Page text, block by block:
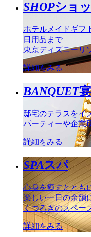
SHOPショ
ホテルメイドギフ
日用品まで
東京ディズニーリ
詳細をみる
BANQUET
邸宅のテラスをイ
パーティーや企業
詳細をみる
SPAスパ
心身を癒すととも
楽しい一日の余韻
くつろぎのスペー
詳細をみる